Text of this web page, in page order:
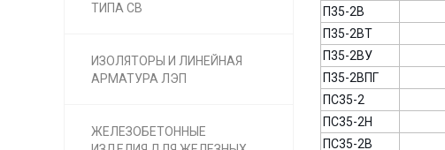
ТИПА СВ
ИЗОЛЯТОРЫ И ЛИНЕЙНАЯ
АРМАТУРА ЛЭП
ЖЕЛЕЗОБЕТОННЫЕ
П35-2В
П35-2ВТ
П35-2ВУ
П35-2ВПГ
ПС35-2
ПС35-2Н
ПС35-2В